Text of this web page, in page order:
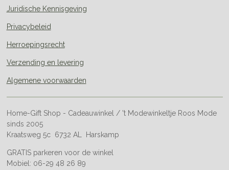
Juridische Kennisgeving
Privacybeleid
Herroepingsrecht
Verzending en levering
Algemene voorwaarden
Home-Gift Shop - Cadeauwinkel / 't Modewinkeltje Roos Mode
sinds 2005
Kraatsweg 5c 6732 AL Harskamp
GRATIS parkeren voor de winkel
Mobiel: 06-29 48 26 89